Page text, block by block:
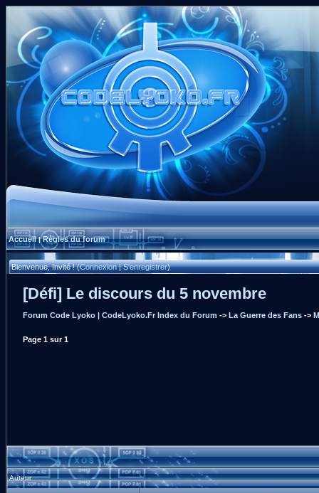
Accueil|Règles du forum
Bienvenue, Invité ! (Connexion|S'enregistrer)
[Défi] Le discours du 5 novembre
Forum Code Lyoko | CodeLyoko.Fr Index du Forum -> La Guerre des Fans ->
Page 1 sur1
Auteur